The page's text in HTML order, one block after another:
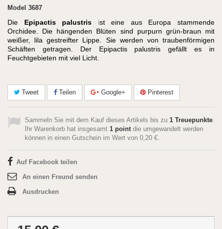
Model 3687
Die Epipactis palustris ist eine aus Europa stammende
Orchidee. Die hängenden Blüten sind purpurn grün-braun mit
weißer, lila gestreifter Lippe. Sie werden von traubenförmigen
Schäften getragen. Der Epipactis palustris gefällt es in
Feuchtgebieten mit viel Licht.
Tweet Teilen Google+ Pinterest
Sammeln Sie mit dem Kauf dieses Artikels bis zu 1 Treuepunkte
Ihr Warenkorb hat insgesamt 1 point die umgewandelt werden
können in einen Gutschein im Wert von 0,20 €
Auf Facebook teilen
An einen Freund senden
Ausdrucken